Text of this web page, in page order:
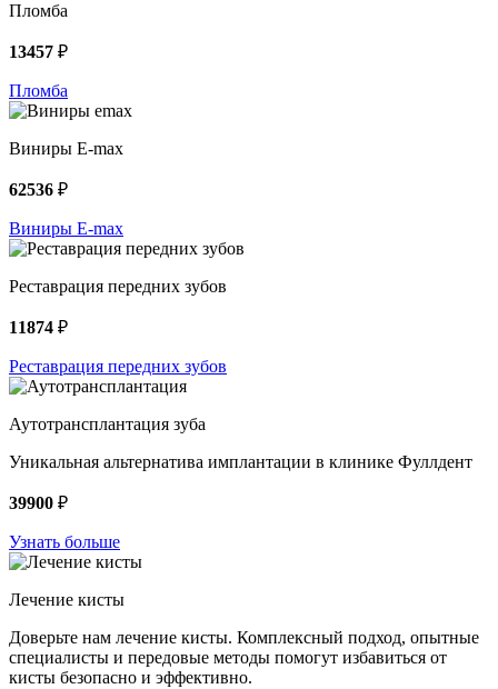
Пломба
13457 ₽
Пломба
Виниры E-max
62536 ₽
Виниры E-max
Реставрация передних зубов
11874 ₽
Реставрация передних зубов
Аутотрансплантация зуба
Уникальная альтернатива имплантации в клинике Фуллдент
39900 ₽
Узнать больше
Лечение кисты
Доверьте нам лечение кисты. Комплексный подход, опытные
специалисты и передовые методы помогут избавиться от
кисты безопасно и эффективно.